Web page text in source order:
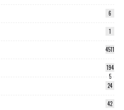
6
1
4511
194
5
24
42